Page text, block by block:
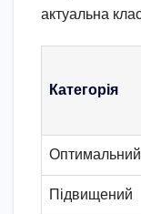
актуальна
Категорія
Оптимальний
Підвищений